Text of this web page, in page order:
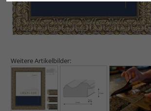
Weitere Artikelbilder: